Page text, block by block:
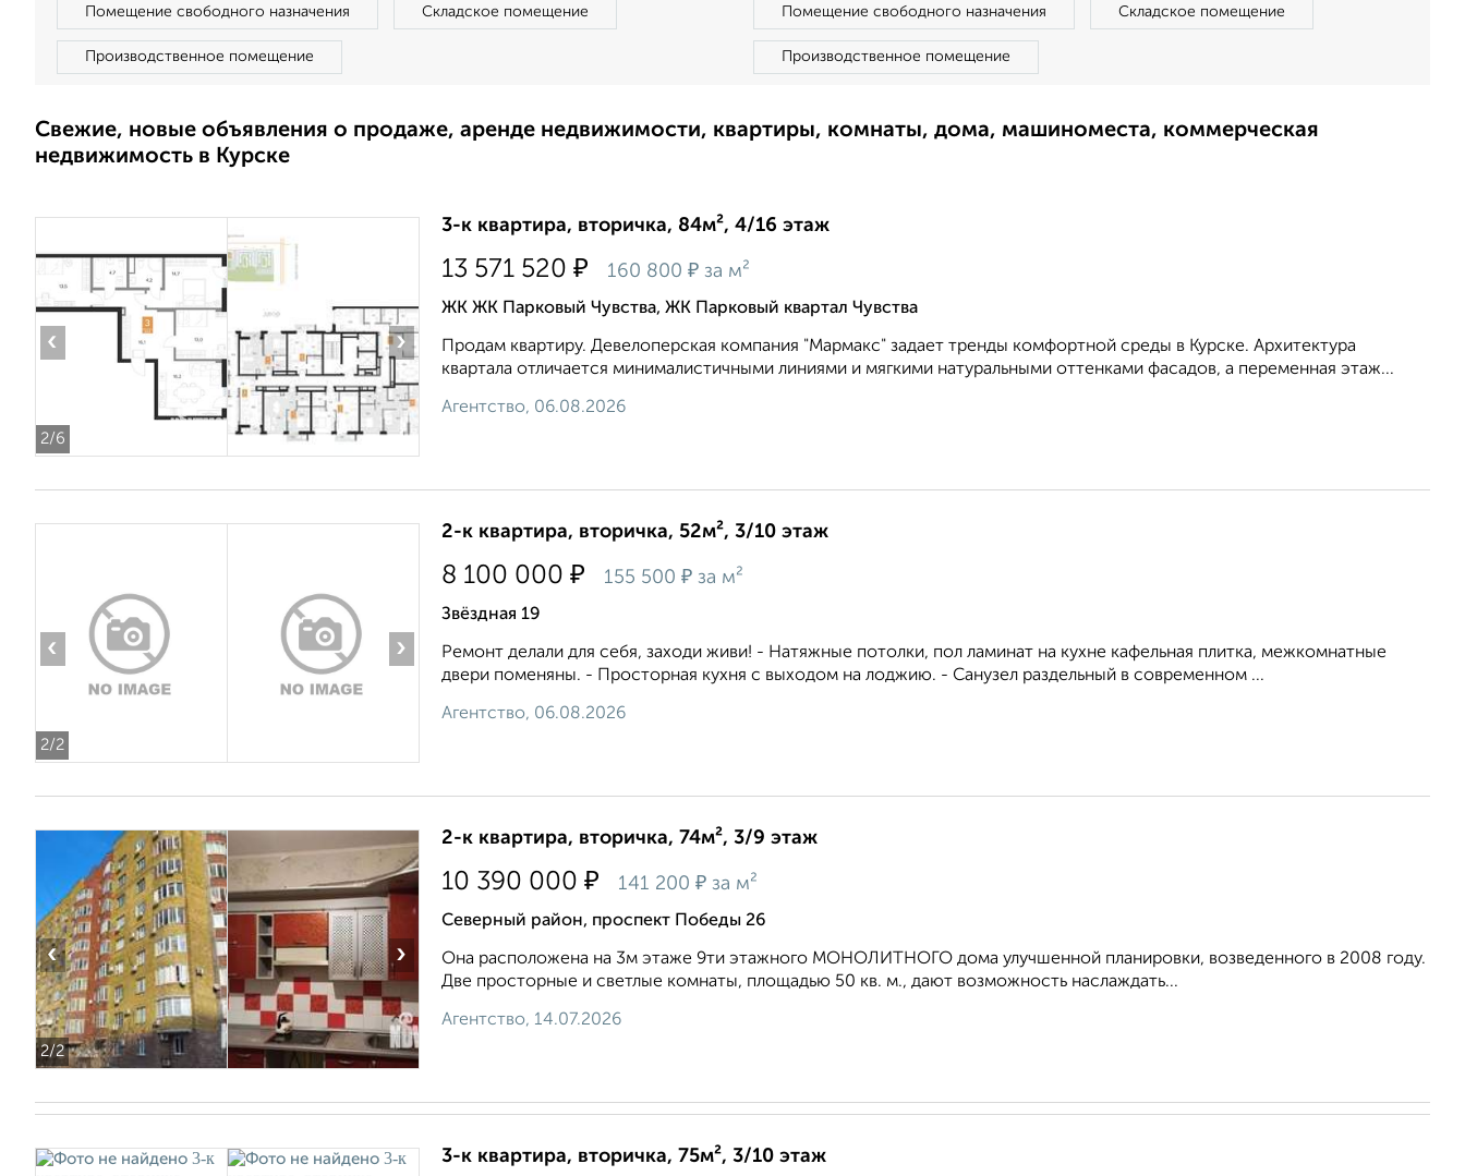
Помещение свободного назначения Складское помещение
Производственное помещение
Помещение свободного назначения Складское помещение
Производственное помещение
Свежие, новые объявления о продаже, аренде недвижимости, квартиры, комнаты, дома, машиноместа, коммерческая
недвижимость в Курске
2/6
‹ ›
3-к квартира, вторичка, 84м², 4/16 этаж
13 571 520 ₽ 160 800 ₽ за м²
ЖК ЖК Парковый Чувства, ЖК Парковый квартал Чувства
Продам квартиру. Девелоперская компания "Мармакс" задает тренды комфортной среды в Курске. Архитектура
квартала отличается минималистичными линиями и мягкими натуральными оттенками фасадов, а переменная этаж...
Агентство, 06.08.2026
2/2
‹ ›
2-к квартира, вторичка, 52м², 3/10 этаж
8 100 000 ₽ 155 500 ₽ за м²
Звёздная 19
Ремонт делали для себя, заходи живи! - Натяжные потолки, пол ламинат на кухне кафельная плитка, межкомнатные
двери поменяны. - Просторная кухня с выходом на лоджию. - Санузел раздельный в современном ...
Агентство, 06.08.2026
2/2
‹ ›
2-к квартира, вторичка, 74м², 3/9 этаж
10 390 000 ₽ 141 200 ₽ за м²
Северный район, проспект Победы 26
Она расположена на 3м этаже 9ти этажного МОНОЛИТНОГО дома улучшенной планировки, возведенного в 2008 году.
Две просторные и светлые комнаты, площадью 50 кв. м., дают возможность наслаждать...
Агентство, 14.07.2026
3-к квартира, вторичка, 75м², 3/10 этаж